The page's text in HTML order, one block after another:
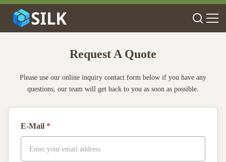
Request A Quote
Please use our online inquiry contact form below if you have any
questions, our team will get back to you as soon as possible.
E-Mail *